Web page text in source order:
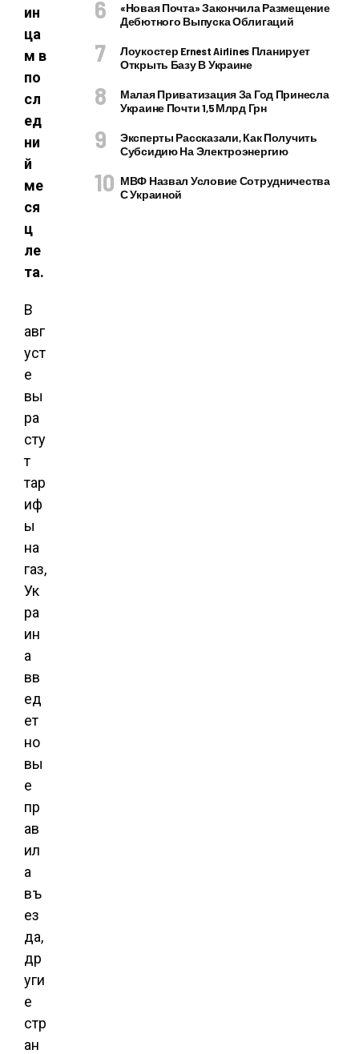
ин
ца
м в
по
сл
ед
ни
й
ме
ся
ц
ле
та.
В
авг
уст
е
вы
ра
сту
т
тар
иф
ы
на
газ,
Ук
ра
ин
а
вв
ед
ет
но
вы
е
пр
ав
ил
а
въ
ез
да,
др
уги
е
стр
ан
«Новая Почта» Закончила Размещение
Дебютного Выпуска Облигаций
Лоукостер Ernest Airlines Планирует
Открыть Базу В Украине
Малая Приватизация За Год Принесла
Украине Почти 1,5 Млрд Грн
Эксперты Рассказали, Как Получить
Субсидию На Электроэнергию
МВФ Назвал Условие Сотрудничества
С Украиной